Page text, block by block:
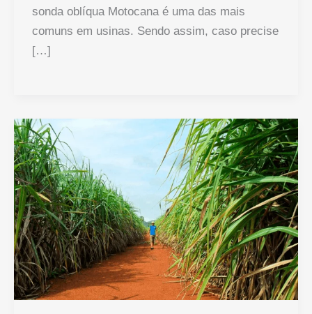
sonda oblíqua Motocana é uma das mais
comuns em usinas. Sendo assim, caso precise
[…]